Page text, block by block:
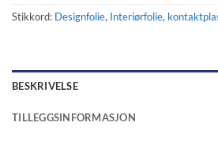
Stikkord: Designfolie, Interiørfolie,
BESKRIVELSE
TILLEGGSINFORMASJON